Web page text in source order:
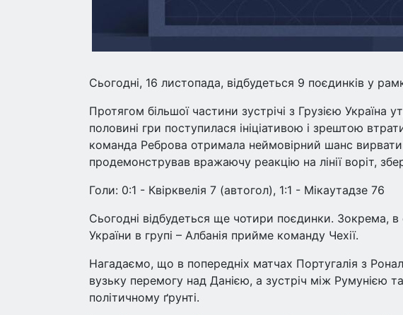
Сьогодні, 16 листопада, відбудеться 9 поєдинків у
Протягом більшої частини зустрічі з Грузією Україна
половині гри поступилася ініціативою і зрештою
команда Реброва отримала неймовірний шанс вирвати
продемонстрував вражаючу реакцію на лінії воріт,
Голи: 0:1 - Квірквелія 7 (автогол), 1:1 - Мікаутадзе 76
Сьогодні відбудеться ще чотири поєдинки. Зокрема, в
України в групі – Албанія прийме команду Чехії.
Нагадаємо, що в попередніх матчах Португалія з
вузьку перемогу над Данією, а зустріч між Румунією
політичному ґрунті.